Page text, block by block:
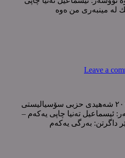
Leave a
لە رێگای ئازادیدا، ژیاننامەی ٢٠١ شەهیدی حزبی سۆسیالیستی
١٩٧٦-١٩٩١ نووسەر: ئیسماعیل تەنیا چاپی یەکەم –